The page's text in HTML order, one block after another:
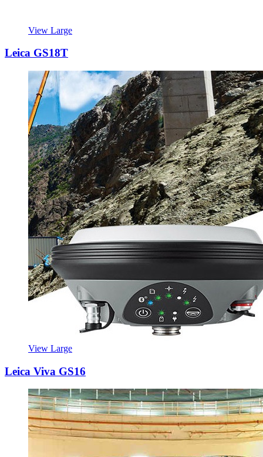
View Large
Leica GS18T
View Large
Leica Viva GS16